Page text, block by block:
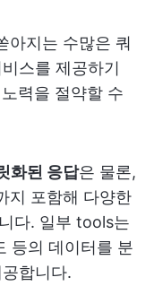
아지는 수많은 쿼
스를 제공하기
력을 절약할 수
화된 응답은 물론,
지 포함해 다양한
다. 일부 tools는
등의 데이터를 분
합니다.